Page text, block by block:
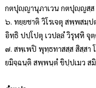
กตปุญฺญานุภาเวน กตปุญฺญสฺส
๖. ทยฺยชาติ วิโรเจตุ สพฺพสมฺป
อิทฺธิ ปปฺโปตุ เวปลฺลํ วิรุฬฺหิ จุตฺ
๗. สพฺเพปิ พุทฺธทาสสฺส สิสฺสา
ยมิจฺฉนฺติ สพฺพนฺตํ ขิปฺปเมว ส